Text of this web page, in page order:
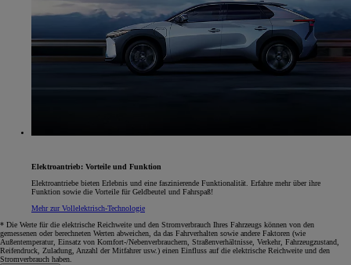
Elektroantrieb: Vorteile und Funktion
Elektroantriebe bieten Erlebnis und eine faszinierende Funktionalität. Erfahre mehr über ihre
Funktion sowie die Vorteile für Geldbeutel und Fahrspaß!
Mehr zur Vollelektrisch-Technologie
* Die Werte für die elektrische Reichweite und den Stromverbrauch Ihres Fahrzeugs können von den
gemessenen oder berechneten Werten abweichen, da das Fahrverhalten sowie andere Faktoren (wie
Außentemperatur, Einsatz von Komfort-/Nebenverbrauchern, Straßenverhältnisse, Verkehr, Fahrzeugzustand,
Reifendruck, Zuladung, Anzahl der Mitfahrer usw.) einen Einfluss auf die elektrische Reichweite und den
Stromverbrauch haben.